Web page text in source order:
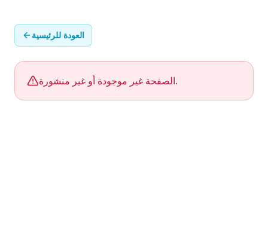
العودة للرئيسية
الصفحة غير موجودة أو غير منشورة.